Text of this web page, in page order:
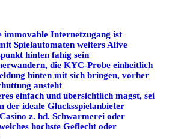
immovable Internetzugang ist
Spielautomaten weiters Alive
hinten fahig sein
die KYC-Probe einheitlich
hinten mit sich bringen, vorher
ansteht
einfach und ubersichtlich magst, sei
der ideale Glucksspielanbieter
z. hd. Schwarmerei oder
hochste Geflecht oder